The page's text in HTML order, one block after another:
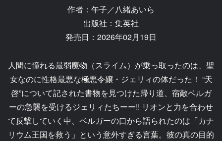
作者：午子／八緒あいら
出版社：集英社
発売日：2026年02月19日
人間に憧れる最弱魔物（スライム）が乗っ取ったのは、聖
女なのに性格最悪な極悪令嬢・ジェリィの体だった！ “天
啓”について記された書物を見つけた帰り道、宿敵ベルガ
ーの急襲を受けるジェリィたちーー!! リオンと力を合わせ
て反撃していく中、ベルガーの口から語られたのは「カナ
リウム王国を救う」という意外すぎる言葉。彼の真の目的